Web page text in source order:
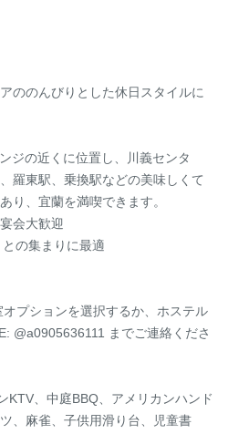
ののんびりとした休日スタイルに
ジの近くに位置し、川義センタ
羅東駅、乗換駅などの美味しくて
り、宜蘭を満喫できます。
会大歓迎
の集まりに最適
プションを選択するか、ホステル
@a0905636111 までご連絡くださ
、中庭BBQ、アメリカンハンド
、麻雀、子供用滑り台、児童書